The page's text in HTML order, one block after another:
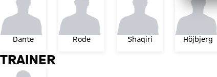
Dante Rode Shaqiri Höjbjerg
TRAINER